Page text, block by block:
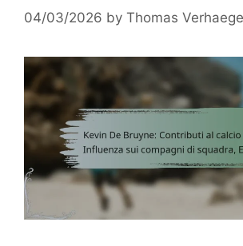
04/03/2026 by Thomas